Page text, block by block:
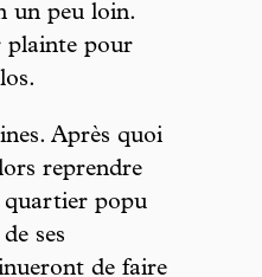
un peu loin.
plainte pour
Après quoi
reprendre
quartier popu
ses
de faire